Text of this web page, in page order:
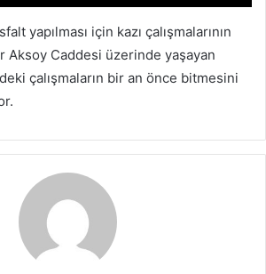
yapılması için kazı çalışmalarının
Aksoy Caddesi üzerinde yaşayan
çalışmaların bir an önce bitmesini